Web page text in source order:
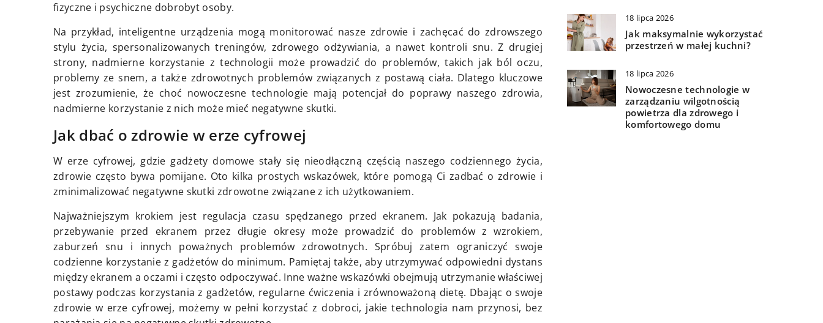
fizyczne i psychiczne dobrobyt osoby.
Na przykład, inteligentne urządzenia mogą monitorować nasze zdrowie i zachęcać do zdrowszego
stylu życia, spersonalizowanych treningów, zdrowego odżywiania, a nawet kontroli snu. Z drugiej
strony, nadmierne korzystanie z technologii może prowadzić do problemów, takich jak ból oczu,
problemy ze snem, a także zdrowotnych problemów związanych z postawą ciała. Dlatego kluczowe
jest zrozumienie, że choć nowoczesne technologie mają potencjał do poprawy naszego zdrowia,
nadmierne korzystanie z nich może mieć negatywne skutki.
Jak dbać o zdrowie w erze cyfrowej
W erze cyfrowej, gdzie gadżety domowe stały się nieodłączną częścią naszego codziennego życia,
zdrowie często bywa pomijane. Oto kilka prostych wskazówek, które pomogą Ci zadbać o zdrowie i
zminimalizować negatywne skutki zdrowotne związane z ich użytkowaniem.
Najważniejszym krokiem jest regulacja czasu spędzanego przed ekranem. Jak pokazują badania,
przebywanie przed ekranem przez długie okresy może prowadzić do problemów z wzrokiem,
zaburzeń snu i innych poważnych problemów zdrowotnych. Spróbuj zatem ograniczyć swoje
codzienne korzystanie z gadżetów do minimum. Pamiętaj także, aby utrzymywać odpowiedni dystans
między ekranem a oczami i często odpoczywać. Inne ważne wskazówki obejmują utrzymanie właściwej
postawy podczas korzystania z gadżetów, regularne ćwiczenia i zrównoważoną dietę. Dbając o swoje
zdrowie w erze cyfrowej, możemy w pełni korzystać z dobroci, jakie technologia nam przynosi, bez
18 lipca 2026
Jak maksymalnie wykorzystać
przestrzeń w małej kuchni?
18 lipca 2026
Nowoczesne technologie w
zarządzaniu wilgotnością
powietrza dla zdrowego i
komfortowego domu